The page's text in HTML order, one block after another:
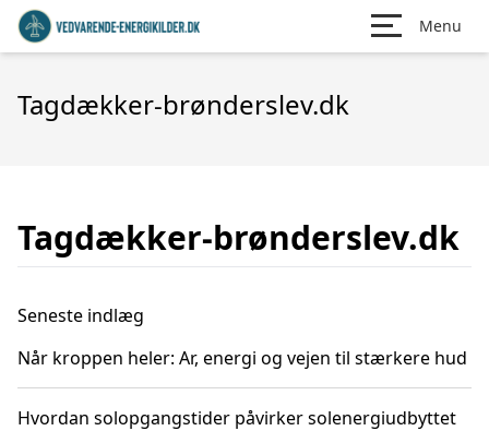
Menu
Tagdækker-brønderslev.dk
Tagdækker-brønderslev.dk
Seneste indlæg
Når kroppen heler: Ar, energi og vejen til stærkere hud
Hvordan solopgangstider påvirker solenergiudbyttet